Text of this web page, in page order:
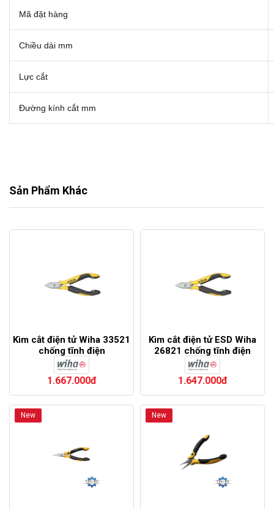
Mã đặt hàng
Chiều dài mm
Lực cắt
Đường kính cắt mm
Sản Phẩm Khác
Kìm cắt điện tử Wiha 33521
chống tĩnh điện
1.667.000đ
Kìm cắt điện tử ESD Wiha
26821 chống tĩnh điện
1.647.000đ
New New